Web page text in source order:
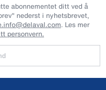
abonnementet ditt ved å
nederst i nyhetsbrevet,
. Les mer
personvern.